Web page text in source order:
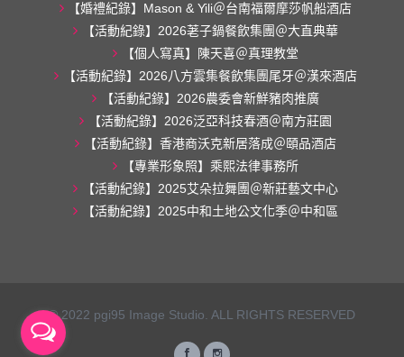
【婚禮紀錄】Mason & Yili＠台南福爾摩莎帆船酒店
【活動紀錄】2026荖子鍋餐飲集團＠大直典華
【個人寫真】陳天喜＠真理教堂
【活動紀錄】2026八方雲集餐飲集團尾牙＠漢來酒店
【活動紀錄】2026農委會新鮮豬肉推廣
【活動紀錄】2026泛亞科技春酒＠南方莊園
【活動紀錄】香港商沃克新居落成＠頤品酒店
【專業形象照】乘熙法律事務所
【活動紀錄】2025艾朵拉舞團＠新莊藝文中心
【活動紀錄】2025中和土地公文化季＠中和區
© 2022 pgi95 Image Studio. ALL RIGHTS RESERVED